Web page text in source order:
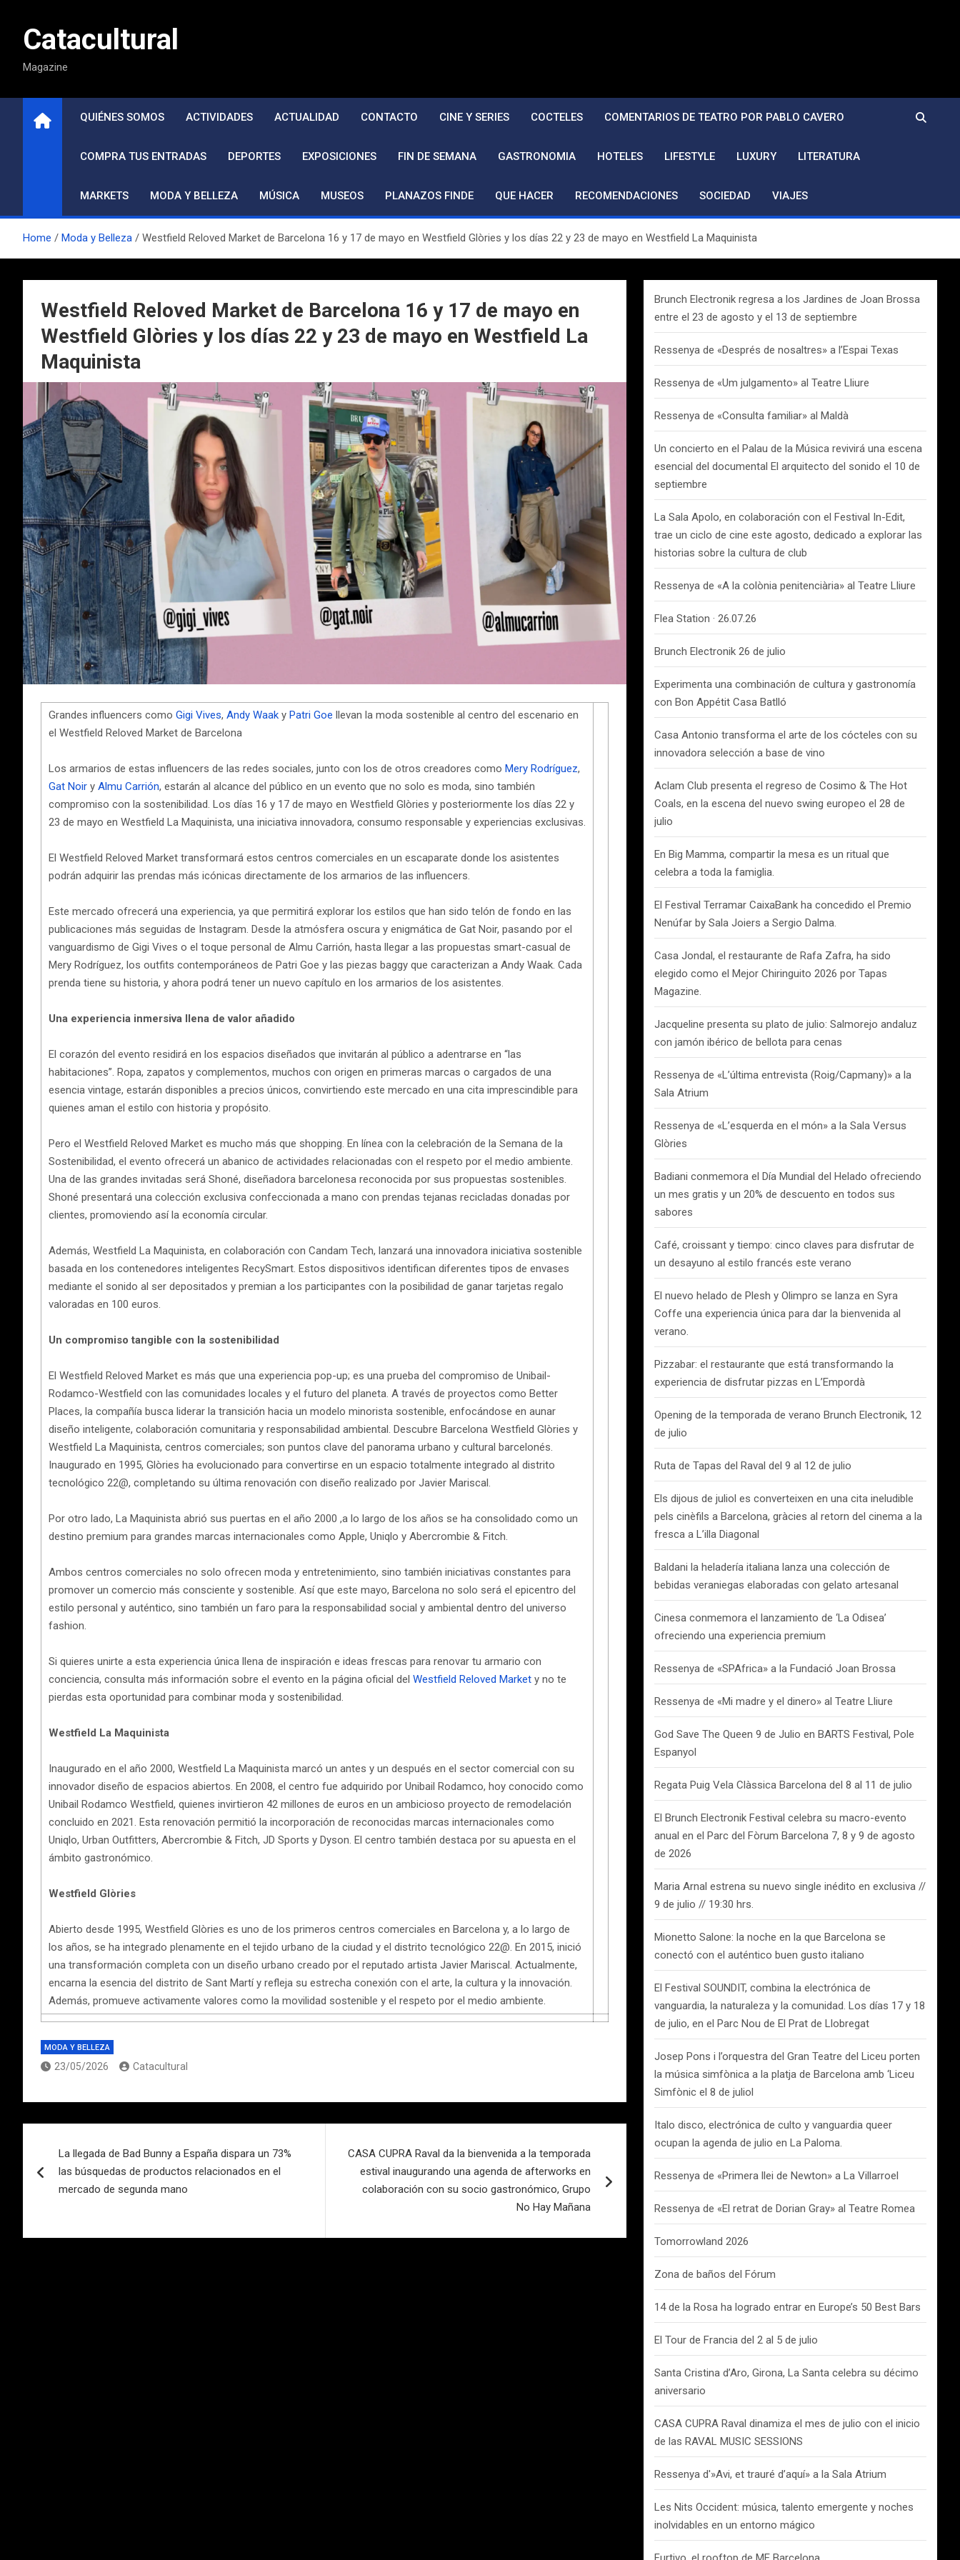
contenidoCatacultural
Magazine
QUIÉNES SOMOS ACTIVIDADES ACTUALIDAD CONTACTO CINE Y SERIES COCTELES COMENTARIOS DE TEATRO POR PABLO CAVERO
COMPRA TUS ENTRADAS DEPORTES EXPOSICIONES FIN DE SEMANA GASTRONOMIA HOTELES LIFESTYLE LUXURY LITERATURA
MARKETS MODA Y BELLEZA MÚSICA MUSEOS PLANAZOS FINDE QUE HACER RECOMENDACIONES SOCIEDAD VIAJES
Home Moda y Belleza Westfield Reloved Market de Barcelona 16 y 17 de mayo en Westfield Glòries y los días 22 y 23 de mayo en Westfield La Maquinista
Westfield Reloved Market de Barcelona 16 y 17 de mayo en
Westfield Glòries y los días 22 y 23 de mayo en Westfield La
Maquinista
Grandes influencers como Gigi Vives, Andy Waak y Patri Goe llevan la moda sostenible al centro del escenario en
el Westfield Reloved Market de Barcelona
Los armarios de estas influencers de las redes sociales, junto con los de otros creadores como Mery Rodríguez,
Gat Noir y Almu Carrión, estarán al alcance del público en un evento que no solo es moda, sino también
compromiso con la sostenibilidad. Los días 16 y 17 de mayo en Westfield Glòries y posteriormente los días 22 y
23 de mayo en Westfield La Maquinista, una iniciativa innovadora, consumo responsable y experiencias exclusivas.
El Westfield Reloved Market transformará estos centros comerciales en un escaparate donde los asistentes
podrán adquirir las prendas más icónicas directamente de los armarios de las influencers.
Este mercado ofrecerá una experiencia, ya que permitirá explorar los estilos que han sido telón de fondo en las
publicaciones más seguidas de Instagram. Desde la atmósfera oscura y enigmática de Gat Noir, pasando por el
vanguardismo de Gigi Vives o el toque personal de Almu Carrión, hasta llegar a las propuestas smart-casual de
Mery Rodríguez, los outfits contemporáneos de Patri Goe y las piezas baggy que caracterizan a Andy Waak. Cada
prenda tiene su historia, y ahora podrá tener un nuevo capítulo en los armarios de los asistentes.
Una experiencia inmersiva llena de valor añadido
El corazón del evento residirá en los espacios diseñados que invitarán al público a adentrarse en “las
habitaciones”. Ropa, zapatos y complementos, muchos con origen en primeras marcas o cargados de una
esencia vintage, estarán disponibles a precios únicos, convirtiendo este mercado en una cita imprescindible para
quienes aman el estilo con historia y propósito.
Pero el Westfield Reloved Market es mucho más que shopping. En línea con la celebración de la Semana de la
Sostenibilidad, el evento ofrecerá un abanico de actividades relacionadas con el respeto por el medio ambiente.
Una de las grandes invitadas será Shoné, diseñadora barcelonesa reconocida por sus propuestas sostenibles.
Shoné presentará una colección exclusiva confeccionada a mano con prendas tejanas recicladas donadas por
clientes, promoviendo así la economía circular.
Además, Westfield La Maquinista, en colaboración con Candam Tech, lanzará una innovadora iniciativa sostenible
basada en los contenedores inteligentes RecySmart. Estos dispositivos identifican diferentes tipos de envases
mediante el sonido al ser depositados y premian a los participantes con la posibilidad de ganar tarjetas regalo
valoradas en 100 euros.
Un compromiso tangible con la sostenibilidad
El Westfield Reloved Market es más que una experiencia pop-up; es una prueba del compromiso de Unibail-
Rodamco-Westfield con las comunidades locales y el futuro del planeta. A través de proyectos como Better
Places, la compañía busca liderar la transición hacia un modelo minorista sostenible, enfocándose en aunar
diseño inteligente, colaboración comunitaria y responsabilidad ambiental. Descubre Barcelona Westfield Glòries y
Westfield La Maquinista, centros comerciales; son puntos clave del panorama urbano y cultural barcelonés.
Inaugurado en 1995, Glòries ha evolucionado para convertirse en un espacio totalmente integrado al distrito
tecnológico 22@, completando su última renovación con diseño realizado por Javier Mariscal.
Por otro lado, La Maquinista abrió sus puertas en el año 2000 ,a lo largo de los años se ha consolidado como un
destino premium para grandes marcas internacionales como Apple, Uniqlo y Abercrombie & Fitch.
Ambos centros comerciales no solo ofrecen moda y entretenimiento, sino también iniciativas constantes para
promover un comercio más consciente y sostenible. Así que este mayo, Barcelona no solo será el epicentro del
estilo personal y auténtico, sino también un faro para la responsabilidad social y ambiental dentro del universo
fashion.
Si quieres unirte a esta experiencia única llena de inspiración e ideas frescas para renovar tu armario con
conciencia, consulta más información sobre el evento en la página oficial del Westfield Reloved Market y no te
pierdas esta oportunidad para combinar moda y sostenibilidad.
Westfield La Maquinista
Inaugurado en el año 2000, Westfield La Maquinista marcó un antes y un después en el sector comercial con su
innovador diseño de espacios abiertos. En 2008, el centro fue adquirido por Unibail Rodamco, hoy conocido como
Unibail Rodamco Westfield, quienes invirtieron 42 millones de euros en un ambicioso proyecto de remodelación
concluido en 2021. Esta renovación permitió la incorporación de reconocidas marcas internacionales como
Uniqlo, Urban Outfitters, Abercrombie & Fitch, JD Sports y Dyson. El centro también destaca por su apuesta en el
ámbito gastronómico.
Westfield Glòries
Abierto desde 1995, Westfield Glòries es uno de los primeros centros comerciales en Barcelona y, a lo largo de
los años, se ha integrado plenamente en el tejido urbano de la ciudad y el distrito tecnológico 22@. En 2015, inició
una transformación completa con un diseño urbano creado por el reputado artista Javier Mariscal. Actualmente,
encarna la esencia del distrito de Sant Martí y refleja su estrecha conexión con el arte, la cultura y la innovación.
Además, promueve activamente valores como la movilidad sostenible y el respeto por el medio ambiente.
MODA Y BELLEZA
23/05/2026 Catacultural
de
entradas
La llegada de Bad Bunny a España dispara un 73%
las búsquedas de productos relacionados en el
mercado de segunda mano
CASA CUPRA Raval da la bienvenida a la temporada
estival inaugurando una agenda de afterworks en
colaboración con su socio gastronómico, Grupo
No Hay Mañana
Brunch Electronik regresa a los Jardines de Joan Brossa
entre el 23 de agosto y el 13 de septiembre
Ressenya de «Després de nosaltres» a l’Espai Texas
Ressenya de «Um julgamento» al Teatre Lliure
Ressenya de «Consulta familiar» al Maldà
Un concierto en el Palau de la Música revivirá una escena
esencial del documental El arquitecto del sonido el 10 de
septiembre
La Sala Apolo, en colaboración con el Festival In-Edit,
trae un ciclo de cine este agosto, dedicado a explorar las
historias sobre la cultura de club
Ressenya de «A la colònia penitenciària» al Teatre Lliure
Flea Station · 26.07.26
Brunch Electronik 26 de julio
Experimenta una combinación de cultura y gastronomía
con Bon Appétit Casa Batlló
Casa Antonio transforma el arte de los cócteles con su
innovadora selección a base de vino
Aclam Club presenta el regreso de Cosimo & The Hot
Coals, en la escena del nuevo swing europeo el 28 de
julio
En Big Mamma, compartir la mesa es un ritual que
celebra a toda la famiglia.
El Festival Terramar CaixaBank ha concedido el Premio
Nenúfar by Sala Joiers a Sergio Dalma.
Casa Jondal, el restaurante de Rafa Zafra, ha sido
elegido como el Mejor Chiringuito 2026 por Tapas
Magazine.
Jacqueline presenta su plato de julio: Salmorejo andaluz
con jamón ibérico de bellota para cenas
Ressenya de «L’última entrevista (Roig/Capmany)» a la
Sala Atrium
Ressenya de «L’esquerda en el món» a la Sala Versus
Glòries
Badiani conmemora el Día Mundial del Helado ofreciendo
un mes gratis y un 20% de descuento en todos sus
sabores
Café, croissant y tiempo: cinco claves para disfrutar de
un desayuno al estilo francés este verano
El nuevo helado de Plesh y Olimpro se lanza en Syra
Coffe una experiencia única para dar la bienvenida al
verano.
Pizzabar: el restaurante que está transformando la
experiencia de disfrutar pizzas en L’Empordà
Opening de la temporada de verano Brunch Electronik, 12
de julio
Ruta de Tapas del Raval del 9 al 12 de julio
Els dijous de juliol es converteixen en una cita ineludible
pels cinèfils a Barcelona, gràcies al retorn del cinema a la
fresca a L’illa Diagonal
Baldani la heladería italiana lanza una colección de
bebidas veraniegas elaboradas con gelato artesanal
Cinesa conmemora el lanzamiento de ‘La Odisea’
ofreciendo una experiencia premium
Ressenya de «SPAfrica» a la Fundació Joan Brossa
Ressenya de «Mi madre y el dinero» al Teatre Lliure
God Save The Queen 9 de Julio en BARTS Festival, Pole
Espanyol
Regata Puig Vela Clàssica Barcelona del 8 al 11 de julio
El Brunch Electronik Festival celebra su macro-evento
anual en el Parc del Fòrum Barcelona 7, 8 y 9 de agosto
de 2026
Maria Arnal estrena su nuevo single inédito en exclusiva //
9 de julio // 19:30 hrs.
Mionetto Salone: la noche en la que Barcelona se
conectó con el auténtico buen gusto italiano
El Festival SOUNDIT, combina la electrónica de
vanguardia, la naturaleza y la comunidad. Los días 17 y 18
de julio, en el Parc Nou de El Prat de Llobregat
Josep Pons i l’orquestra del Gran Teatre del Liceu porten
la música simfònica a la platja de Barcelona amb ‘Liceu
Simfònic el 8 de juliol
Italo disco, electrónica de culto y vanguardia queer
ocupan la agenda de julio en La Paloma.
Ressenya de «Primera llei de Newton» a La Villarroel
Ressenya de «El retrat de Dorian Gray» al Teatre Romea
Tomorrowland 2026
Zona de baños del Fórum
14 de la Rosa ha logrado entrar en Europe’s 50 Best Bars
El Tour de Francia del 2 al 5 de julio
Santa Cristina d’Aro, Girona, La Santa celebra su décimo
aniversario
CASA CUPRA Raval dinamiza el mes de julio con el inicio
de las RAVAL MUSIC SESSIONS
Ressenya d'»Avi, et trauré d’aquí» a la Sala Atrium
Les Nits Occident: música, talento emergente y noches
inolvidables en un entorno mágico